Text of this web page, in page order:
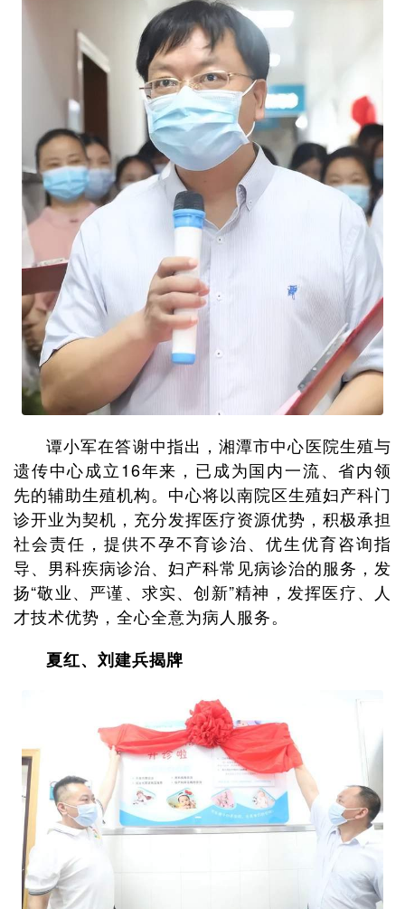
谭小军在答谢中指出，湘潭市中心医院生殖与
遗传中心成立16年来，已成为国内一流、省内领
先的辅助生殖机构。中心将以南院区生殖妇产科门
诊开业为契机，充分发挥医疗资源优势，积极承担
社会责任，提供不孕不育诊治、优生优育咨询指
导、男科疾病诊治、妇产科常见病诊治的服务，发
扬“敬业、严谨、求实、创新”精神，发挥医疗、人
才技术优势，全心全意为病人服务。
夏红、刘建兵揭牌